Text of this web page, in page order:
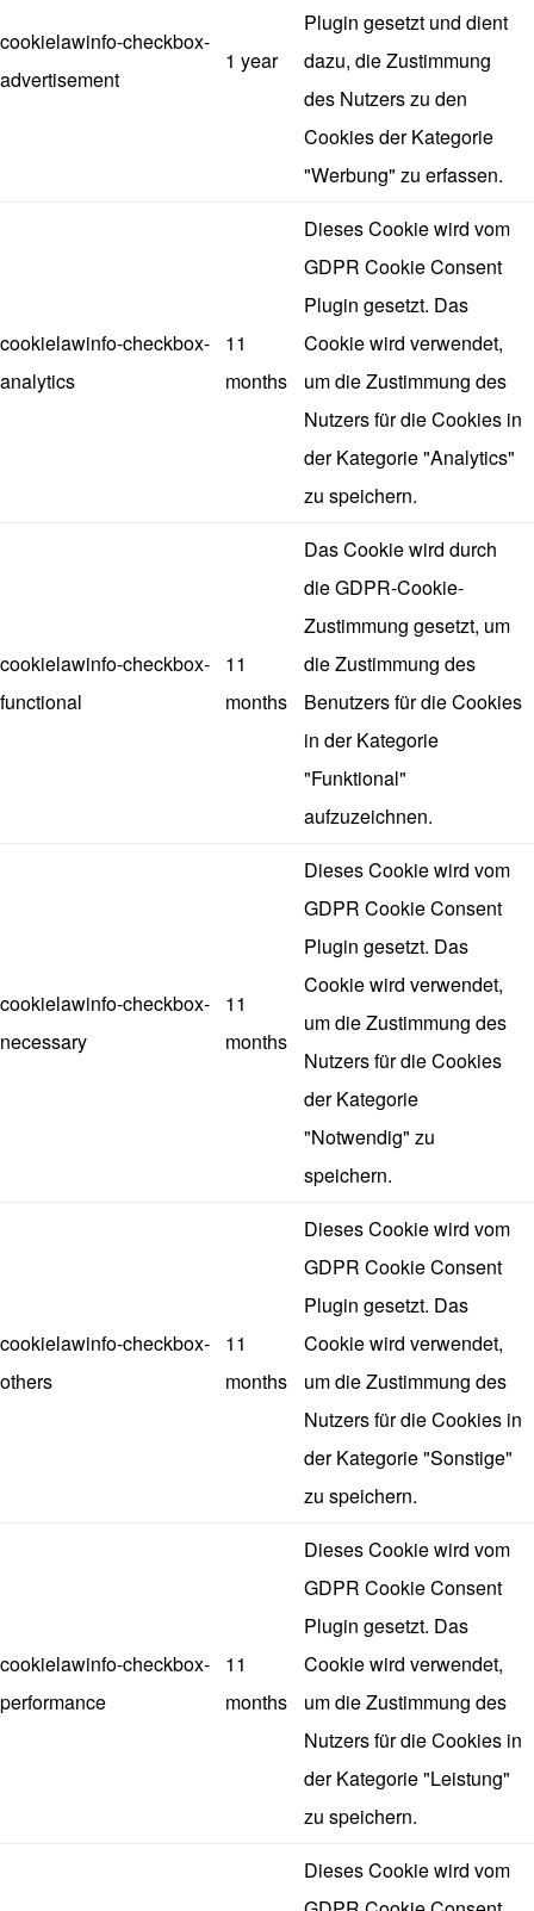
cookielawinfo-checkbox-
advertisement
1 year
Plugin gesetzt und dient
dazu, die Zustimmung
des Nutzers zu den
Cookies der Kategorie
"Werbung" zu erfassen.
cookielawinfo-checkbox-
analytics
11
months
Dieses Cookie wird vom
GDPR Cookie Consent
Plugin gesetzt. Das
Cookie wird verwendet,
um die Zustimmung des
Nutzers für die Cookies in
der Kategorie "Analytics"
zu speichern.
cookielawinfo-checkbox-
functional
11
months
Das Cookie wird durch
die GDPR-Cookie-
Zustimmung gesetzt, um
die Zustimmung des
Benutzers für die Cookies
in der Kategorie
"Funktional"
aufzuzeichnen.
cookielawinfo-checkbox-
necessary
11
months
Dieses Cookie wird vom
GDPR Cookie Consent
Plugin gesetzt. Das
Cookie wird verwendet,
um die Zustimmung des
Nutzers für die Cookies
der Kategorie
"Notwendig" zu
speichern.
cookielawinfo-checkbox-
others
11
months
Dieses Cookie wird vom
GDPR Cookie Consent
Plugin gesetzt. Das
Cookie wird verwendet,
um die Zustimmung des
Nutzers für die Cookies in
der Kategorie "Sonstige"
zu speichern.
cookielawinfo-checkbox-
performance
11
months
Dieses Cookie wird vom
GDPR Cookie Consent
Plugin gesetzt. Das
Cookie wird verwendet,
um die Zustimmung des
Nutzers für die Cookies in
der Kategorie "Leistung"
zu speichern.
Dieses Cookie wird vom